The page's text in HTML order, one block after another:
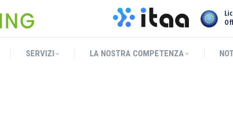
SERVIZI LA NOSTRA COMPETENZA
SERVIZI LA NOSTRA COMPETENZA